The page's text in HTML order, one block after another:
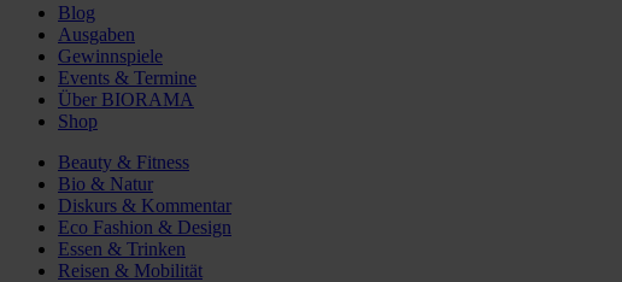
Blog
Ausgaben
Gewinnspiele
Events & Termine
Über BIORAMA
Shop
Beauty & Fitness
Bio & Natur
Diskurs & Kommentar
Eco Fashion & Design
Essen & Trinken
Reisen & Mobilität